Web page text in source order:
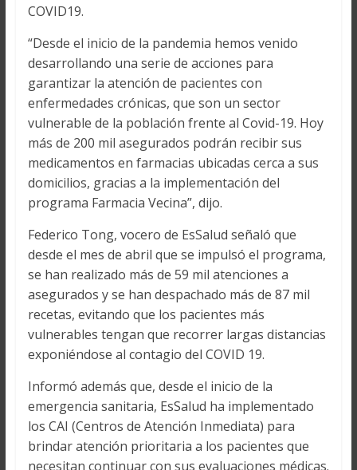
COVID19.
“Desde el inicio de la pandemia hemos venido
desarrollando una serie de acciones para
garantizar la atención de pacientes con
enfermedades crónicas, que son un sector
vulnerable de la población frente al Covid-19. Hoy
más de 200 mil asegurados podrán recibir sus
medicamentos en farmacias ubicadas cerca a sus
domicilios, gracias a la implementación del
programa Farmacia Vecina”, dijo.
Federico Tong, vocero de EsSalud señaló que
desde el mes de abril que se impulsó el programa,
se han realizado más de 59 mil atenciones a
asegurados y se han despachado más de 87 mil
recetas, evitando que los pacientes más
vulnerables tengan que recorrer largas distancias
exponiéndose al contagio del COVID 19.
Informó además que, desde el inicio de la
emergencia sanitaria, EsSalud ha implementado
los CAI (Centros de Atención Inmediata) para
brindar atención prioritaria a los pacientes que
necesitan continuar con sus evaluaciones médicas.